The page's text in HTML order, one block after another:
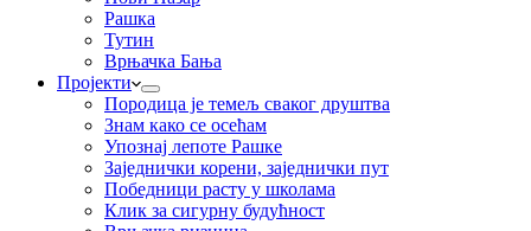
Рашка
Тутин
Врњачка Бања
Пројекти
Породица је темељ сваког друштва
Знам како се осећам
Упознај лепоте Рашке
Заједнички корени, заједнички пут
Победници расту у школама
Клик за сигурну будућност